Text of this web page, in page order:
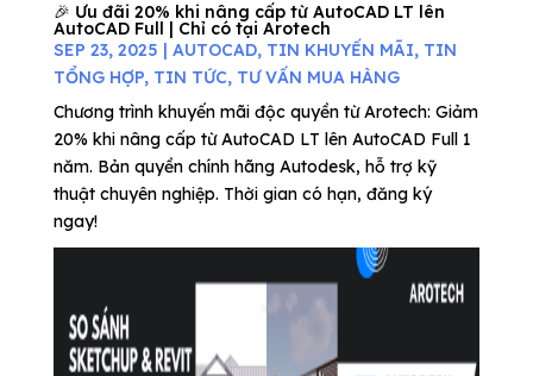
🎉 Ưu đãi 20% khi nâng cấp từ AutoCAD LT lên
AutoCAD Full | Chỉ có tại Arotech
SEP 23, 2025 | AUTOCAD, TIN KHUYẾN MÃI, TIN
TỔNG HỢP, TIN TỨC, TƯ VẤN MUA HÀNG
Chương trình khuyến mãi độc quyền từ Arotech: Giảm
20% khi nâng cấp từ AutoCAD LT lên AutoCAD Full 1
năm. Bản quyền chính hãng Autodesk, hỗ trợ kỹ
thuật chuyên nghiệp. Thời gian có hạn, đăng ký
ngay!